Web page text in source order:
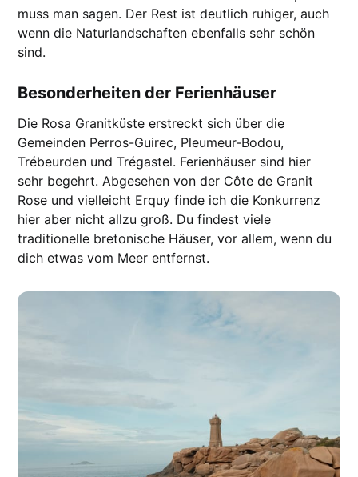
muss man sagen. Der Rest ist deutlich ruhiger, auch
wenn die Naturlandschaften ebenfalls sehr schön
sind.
Besonderheiten der Ferienhäuser
Die Rosa Granitküste erstreckt sich über die
Gemeinden Perros-Guirec, Pleumeur-Bodou,
Trébeurden und Trégastel. Ferienhäuser sind hier
sehr begehrt. Abgesehen von der Côte de Granit
Rose und vielleicht Erquy finde ich die Konkurrenz
hier aber nicht allzu groß. Du findest viele
traditionelle bretonische Häuser, vor allem, wenn du
dich etwas vom Meer entfernst.